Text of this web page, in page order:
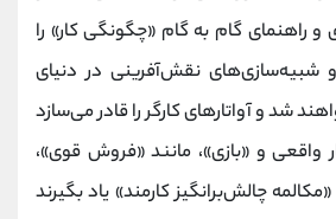
راهنمای گام به گام «چگونگی کار» را
شبیه‌سازی‌های نقش‌آفرینی در دنیای
شد و آواتارهای کارگر را قادر می‌سازد
واقعی و «بازی»، مانند «فروش قوی»،
چالش‌برانگیز کارمند» یاد بگیرند